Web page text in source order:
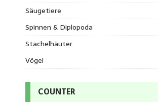
Säugetiere
Spinnen & Diplopoda
Stachelhäuter
Vögel
COUNTER